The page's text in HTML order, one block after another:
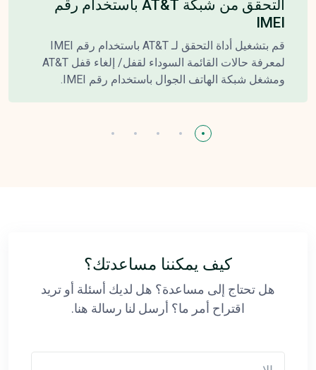
التحقق من شبكة AT&T باستخدام رقم
IMEI
قم بتشغيل أداة التحقق لـ AT&T باستخدام رقم IMEI
لمعرفة حالات القائمة السوداء لقفل/ إلغاء قفل AT&T
ومشغل شبكة الهاتف الجوال باستخدام رقم IMEI.
كيف يمكننا مساعدتك؟
هل تحتاج إلى مساعدة؟ هل لديك أسئلة أو تريد
اقتراح أمر ما؟ أرسل لنا رسالة هنا.